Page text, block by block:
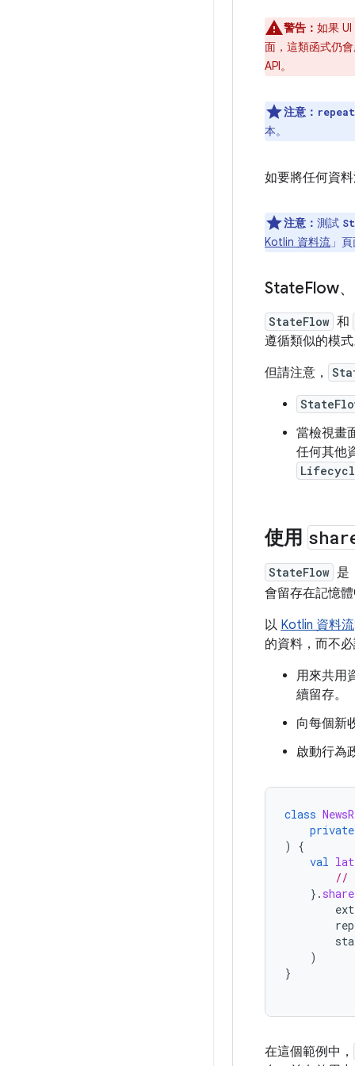
警告： 如果
面，這類函式仍
API。
注意：
本。
如要將任何資
注意： 測試
Kotlin 資料流 」頁
StateFlow
StateFlow 和
遵循類似的模式
但請注意，
當檢視畫
任何其他
使用
StateFlow 是
會留存在記憶
以 Kotlin 資料流
的資料，而不
用來共用
續留存。
向每個新
啟動行為
class
private
)
{
val
//
}.
)
}
在這個範例中，